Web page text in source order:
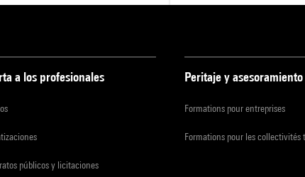
a los profesionales
públicos y licitaciones
Peritaje y asesoramiento
Formations pour entreprises
Formations pour les collectivités